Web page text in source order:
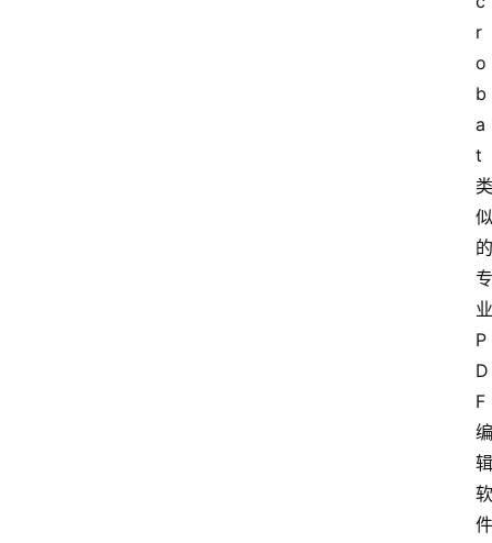
r
o
b
a
t
类
似
的
专
业
P
D
F
编
辑
软
件